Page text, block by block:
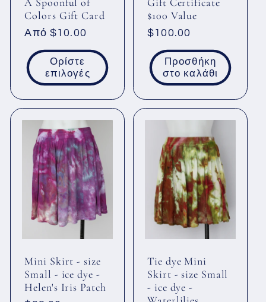
A Spoonful of
Colors Gift Card
Κανονική
τιμή
Από $10.00
Ορίστε
επιλογές
Gift Certificate
$100 Value
Κανονική
τιμή
$100.00
Προσθήκη
στο καλάθι
Mini Skirt - size
Small - ice dye -
Helen's Iris Patch
Tie dye Mini
Skirt - size Small
- ice dye -